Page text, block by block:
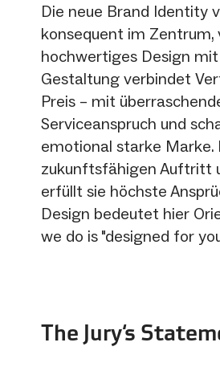
Die neue Brand Identity
konsequent im
hochwertiges Design
Gestaltung verbindet
Preis – mit
Serviceanspruch und
emotional starke
zukunftsfähigen Auftritt
erfüllt sie höchste
Design bedeutet hier
we do is "designed for
The Jury‘s